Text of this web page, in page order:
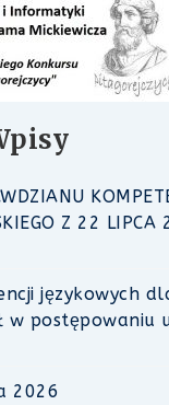
Z 22 LIPCA
językowych
w postępowaniu
2026